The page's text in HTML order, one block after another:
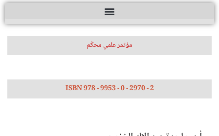
مؤتمر علمي محكّم
ISBN 978 - 9953 - 0 - 2970 - 2